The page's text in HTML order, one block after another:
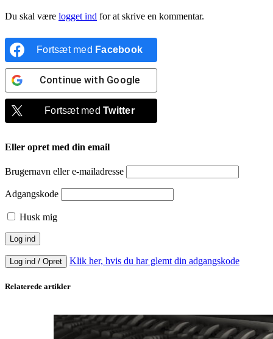
Du skal være logget ind for at skrive en kommentar.
Fortsæt med Facebook
Continue with Google
Fortsæt medTwitter
Eller opret med din email
Brugernavn eller e-mailadresse
Adgangskode
Husk mig
Log ind / Opret Klik her, hvis du har glemt din adgangskode
Relaterede artikler